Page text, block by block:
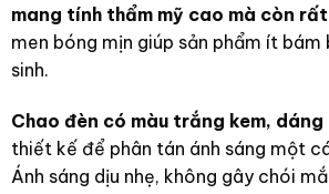
mang tính thẩm mỹ cao mà còn rất
men bóng mịn giúp sản phẩm ít bám
sinh.
Chao đèn có màu trắng kem,
thiết kế để phân tán ánh sáng một
Ánh sáng dịu nhẹ, không gây chói